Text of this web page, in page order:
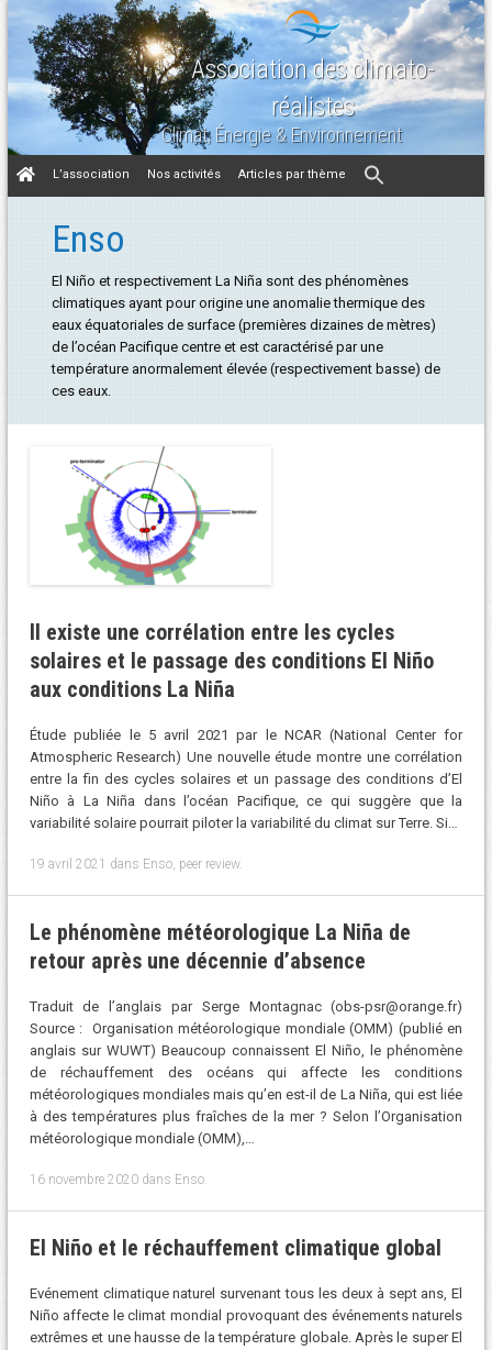
Association des climato-
réalistes
Climat, Énergie & Environnement
Aller
au
L’association Nos activités Articles par thème
Enso
El Niño et respectivement La Niña sont des phénomènes
climatiques ayant pour origine une anomalie thermique des
eaux équatoriales de surface (premières dizaines de mètres)
de l’océan Pacifique centre et est caractérisé par une
température anormalement élevée (respectivement basse) de
ces eaux.
Il existe une corrélation entre les cycles
solaires et le passage des conditions El Niño
aux conditions La Niña
Étude publiée le 5 avril 2021 par le NCAR (National Center for
Atmospheric Research) Une nouvelle étude montre une corrélation
entre la fin des cycles solaires et un passage des conditions d’El
Niño à La Niña dans l’océan Pacifique, ce qui suggère que la
variabilité solaire pourrait piloter la variabilité du climat sur Terre. Si…
19 avril 2021 dans Enso, peer review.
Le phénomène météorologique La Niña de
retour après une décennie d’absence
Traduit de l’anglais par Serge Montagnac (obs-psr@orange.fr)
Source : Organisation météorologique mondiale (OMM) (publié en
anglais sur WUWT) Beaucoup connaissent El Niño, le phénomène
de réchauffement des océans qui affecte les conditions
météorologiques mondiales mais qu’en est-il de La Niña, qui est liée
à des températures plus fraîches de la mer ? Selon l’Organisation
météorologique mondiale (OMM),…
16 novembre 2020dans Enso.
El Niño et le réchauffement climatique global
Evénement climatique naturel survenant tous les deux à sept ans, El
Niño affecte le climat mondial provoquant des événements naturels
extrêmes et une hausse de la température globale. Après le super El